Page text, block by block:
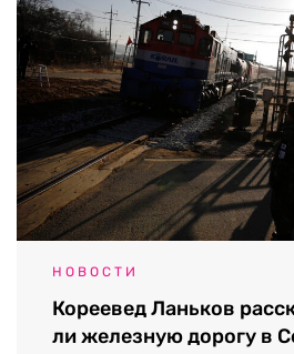
НОВОСТИ
Кореевед Ланьков
ли железную дорогу в